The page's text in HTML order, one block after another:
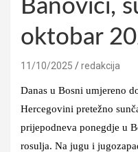
Banovići,
oktobar
11/10/2025 redakcija
Danas u Bosni umjereno
Hercegovini pretežno
prijepodneva ponegdje u
rosulja. Na jugu i